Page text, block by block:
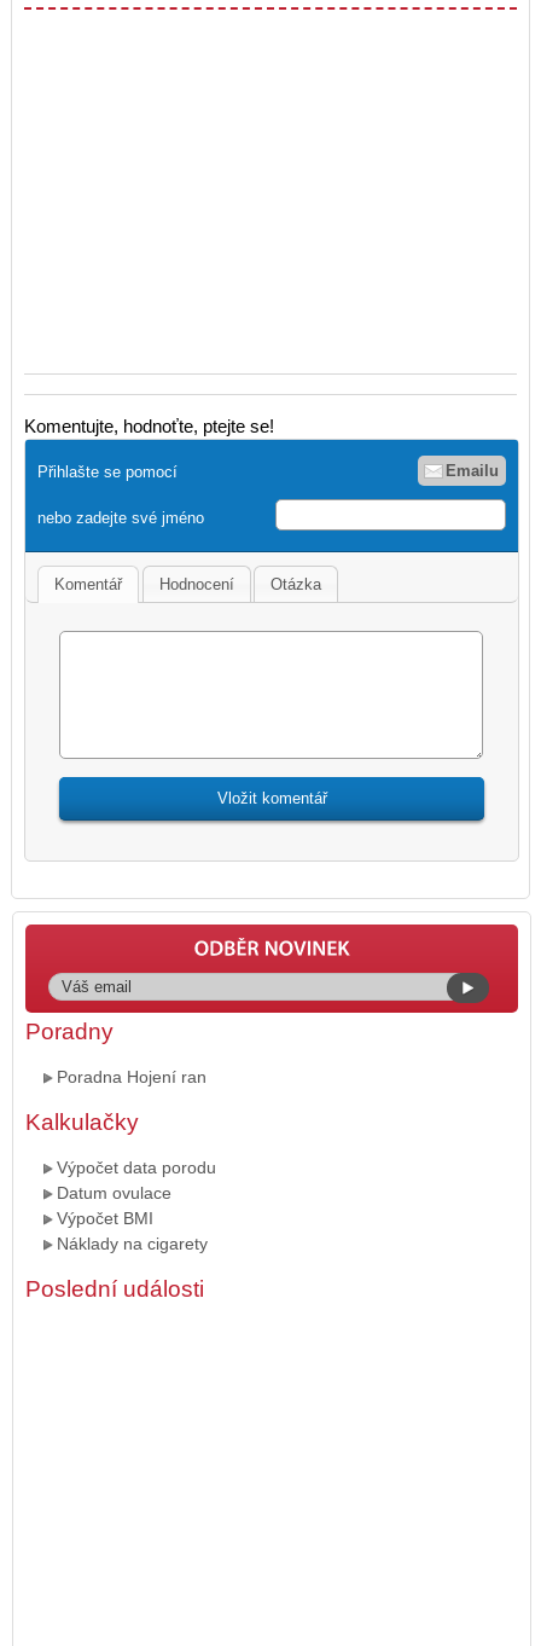
Komentujte, hodnoťte, ptejte se!
Přihlašte se pomocí Emailu
nebo zadejte své jméno
Komentář Hodnocení Otázka
Poradny
Poradna Hojení ran
Kalkulačky
Výpočet data porodu
Datum ovulace
Výpočet BMI
Náklady na cigarety
Poslední události